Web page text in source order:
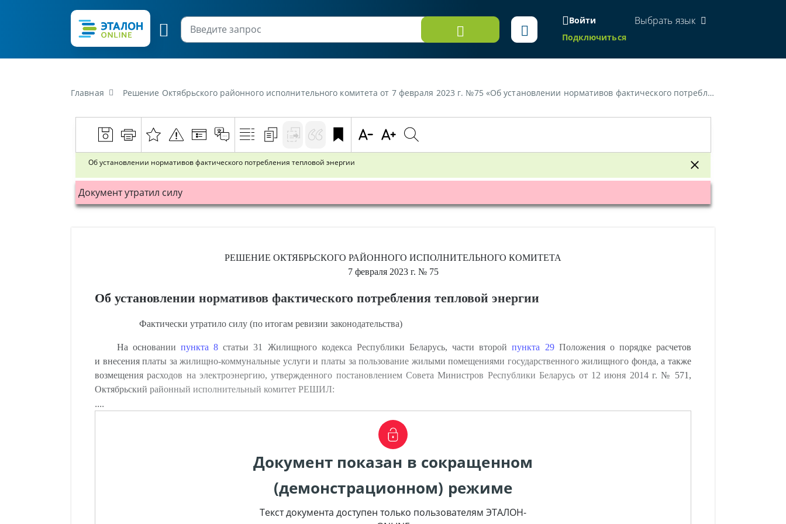
Войти
Подключиться
Выбрать язык
Главная Решение Октябрьского районного исполнительного комитета от 7 февраля 2023 г. №75 «Об установлении нормативов фактического потребления тепловой энергии»
Об установлении нормативов фактического потребления тепловой энергии
Документ утратил силу
РЕШЕНИЕ ОКТЯБРЬСКОГО РАЙОННОГО ИСПОЛНИТЕЛЬНОГО КОМИТЕТА
7 февраля 2023 г. № 75
Об установлении нормативов фактического потребления тепловой энергии
Фактически утратило силу (по итогам ревизии законодательства)
На основаниипункта 8 статьи 31 Жилищного кодекса Республики Беларусь, части второйпункта 29Положения о порядке расчетов
и внесения платы за жилищно-коммунальные услуги и платы за пользование жилыми помещениями государственного жилищного фонда, а также
возмещения расходов на электроэнергию, утвержденного постановлением Совета Министров Республики Беларусь от 12 июня 2014 г. № 571,
Октябрьский районный исполнительный комитет РЕШИЛ:
....
Документ показан в сокращенном
(демонстрационном) режиме
Текст документа доступен только пользователям ЭТАЛОН-